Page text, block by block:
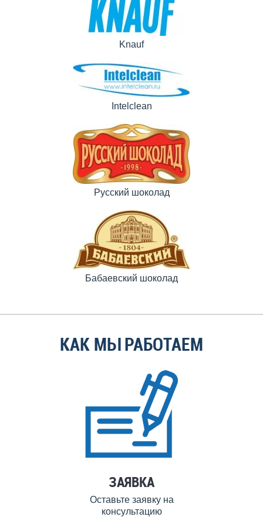
Knauf
Intelclean
Русский шоколад
Бабаевский шоколад
КАК МЫ РАБОТАЕМ
ЗАЯВКА
Оставьте заявку на
консультацию